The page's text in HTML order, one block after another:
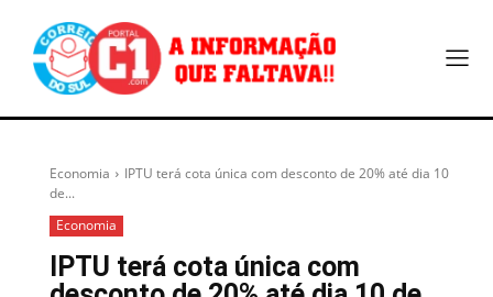
Economia
IPTU terá cota única com desconto de 20% até dia 10
de...
Economia
IPTU terá cota única com